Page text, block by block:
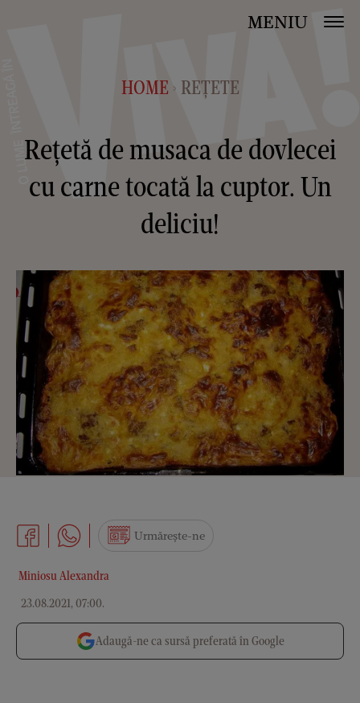
MENIU
HOME > REȚETE
Rețetă de musaca de dovlecei
cu carne tocată la cuptor. Un
deliciu!
Miniosu Alexandra
23.08.2021, 07:00.
Urmărește-ne
Adaugă-ne ca sursă preferată în Google